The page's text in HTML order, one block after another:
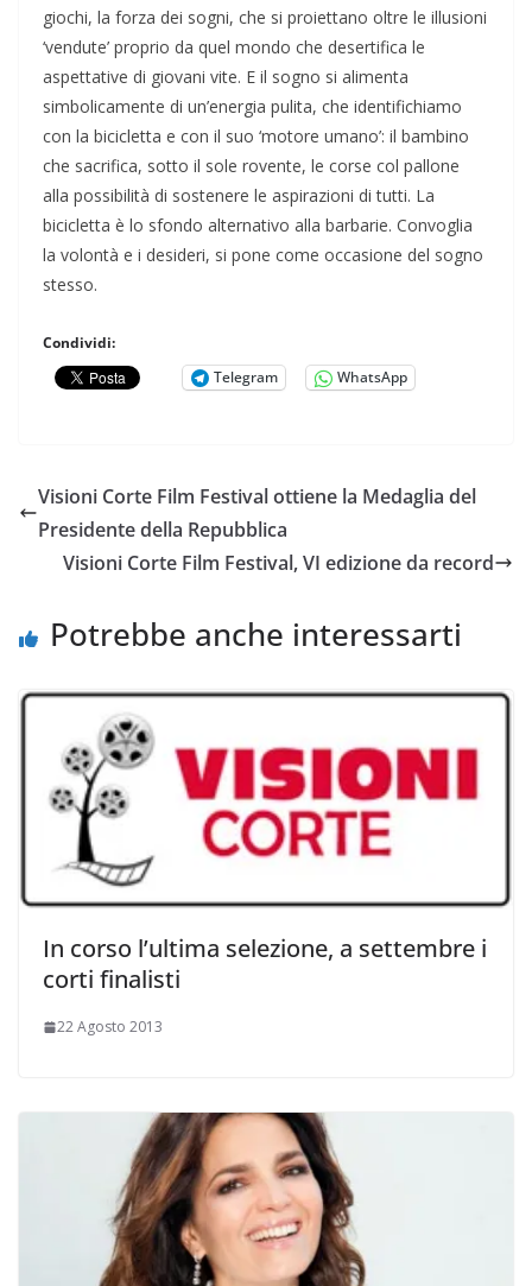
giochi, la forza dei sogni, che si proiettano oltre le illusioni
‘vendute’ proprio da quel mondo che desertifica le
aspettative di giovani vite. E il sogno si alimenta
simbolicamente di un’energia pulita, che identifichiamo
con la bicicletta e con il suo ‘motore umano’: il bambino
che sacrifica, sotto il sole rovente, le corse col pallone
alla possibilità di sostenere le aspirazioni di tutti. La
bicicletta è lo sfondo alternativo alla barbarie. Convoglia
la volontà e i desideri, si pone come occasione del sogno
stesso.
Condividi:
Telegram
WhatsApp
Visioni Corte Film Festival ottiene la Medaglia del
Presidente della Repubblica
Visioni Corte Film Festival, VI edizione da record
Potrebbe anche interessarti
In corso l’ultima selezione, a settembre i
corti finalisti
22 Agosto 2013